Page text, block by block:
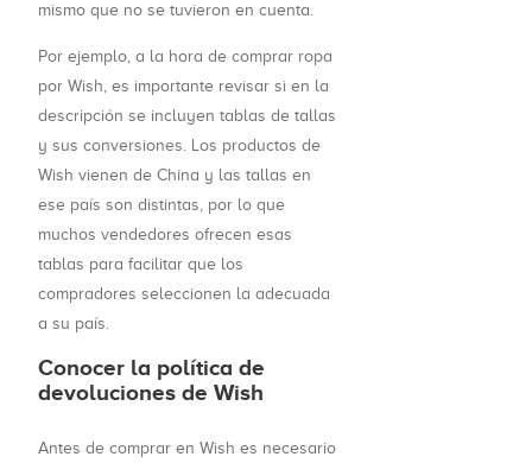
mismo que no se tuvieron en cuenta.
Por ejemplo, a la hora de comprar ropa
por Wish, es importante revisar si en la
descripción se incluyen tablas de tallas
y sus conversiones. Los productos de
Wish vienen de China y las tallas en
ese país son distintas, por lo que
muchos vendedores ofrecen esas
tablas para facilitar que los
compradores seleccionen la adecuada
a su país.
Conocer la política de
devoluciones de Wish
Antes de comprar en Wish es necesario